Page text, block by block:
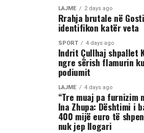
Sipas informacioneve të publikuara,
nga djemtë është goditur në pjesën
ka rënë në tokë dhe ka mbetur i
Përkundër faktit se po shtrihej në
shihet se sulmi ka vazhduar me
trupit të tij, gjë që ka shkaktuar
ashpra në rrjetet sociale.(INA)
LAJME 2 days ago
Rrahja brutale në
identifikon katër veta
SPORT 4 days ago
Indrit Çullhaj shpallet
ngre sërish flamurin
podiumit
LAJME 4 days ago
“Tre muaj pa furnizim
Ina Zhupa: Dështimi i
400 mijë euro të
nuk jep llogari